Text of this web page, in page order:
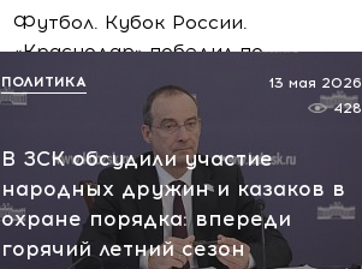
Футбол. Кубок России.
«Краснодар» победил по
пенальти «Ахмат»
Масштабная атака на
Ярославскую область!
Обломки БПЛА вызвали
пожар на НПЗ
В ЗСК обсудили участие
народных дружин и казаков в
охране порядка: впереди
горячий летний сезон
13 мая 2026
428
ПОЛИТИКА